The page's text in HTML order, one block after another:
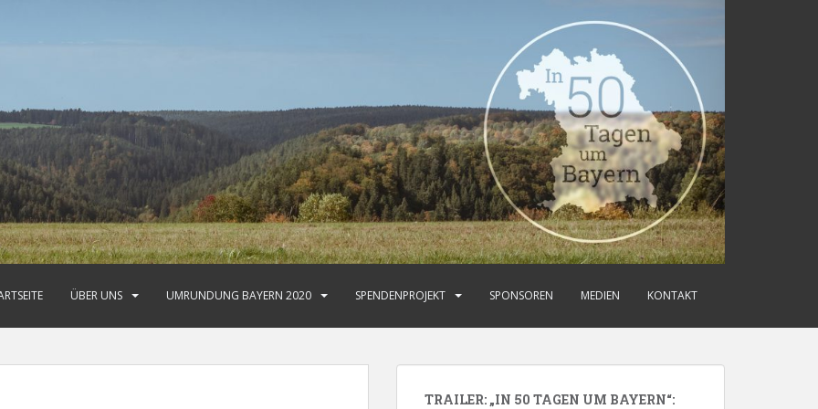
ÜBER UNS UMRUNDUNG BAYERN 2020 SPENDENPROJEKT SPONSOREN MEDIEN KONTAKT
TRAILER: „IN 50 TAGEN UM BAYERN“: